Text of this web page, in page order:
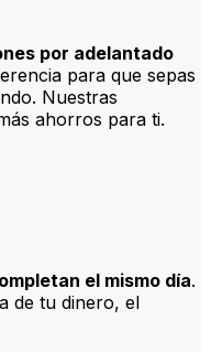
por adelantado
para que sepas
Nuestras
ahorros para ti.
el mismo día.
de tu dinero, el